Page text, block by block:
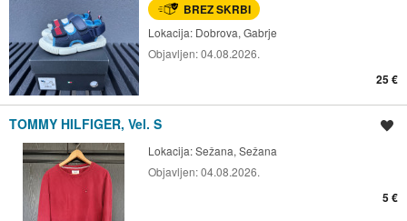
BREZ SKRBI
Lokacija: Dobrova, Gabrje
Objavljen:04.08.2026.
25 €
TOMMY HILFIGER, Vel. S
Lokacija:Sežana, Sežana
Objavljen:04.08.2026.
5 €